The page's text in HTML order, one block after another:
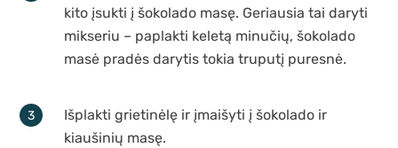
kito įsukti į šokolado masę. Geriausia tai daryti
mikseriu – paplakti keletą minučių, šokolado
masė pradės darytis tokia truputį puresnė.
Išplakti grietinėlę ir įmaišyti į šokolado ir
kiaušinių masę.